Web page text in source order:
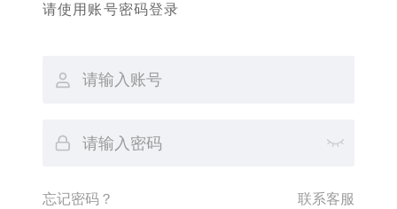
请使用账号密码登录
忘记密码？ 联系客服